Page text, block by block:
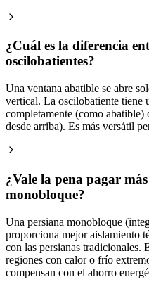
¿Cuál es la diferencia
oscilobatientes?
Una ventana abatible se abre
vertical. La oscilobatiente tiene
completamente (como
desde arriba). Es más versátil
¿Vale la pena pagar
monobloque?
Una persiana monobloque
proporciona mejor aislamiento
con las persianas tradicionales.
regiones con calor o frío
compensan con el ahorro